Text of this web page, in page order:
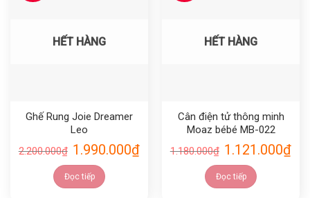
HẾT HÀNG
Ghế Rung Joie Dreamer
Leo
2.200.000₫ 1.990.000₫
Đọc tiếp
HẾT HÀNG
Cân điện tử thông minh
Moaz bébé MB-022
1.180.000₫ 1.121.000₫
Đọc tiếp